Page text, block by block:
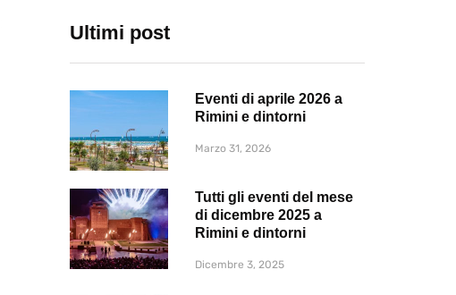
Ultimi post
Eventi di aprile 2026 a
Rimini e dintorni
Marzo 31, 2026
Tutti gli eventi del mese
di dicembre 2025 a
Rimini e dintorni
Dicembre 3, 2025